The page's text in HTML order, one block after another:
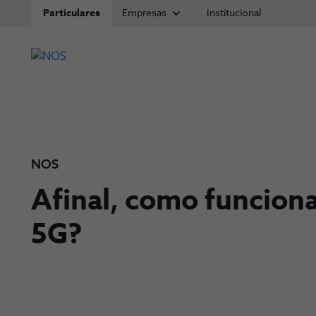
Particulares Empresas Institucional
NOS
Afinal, como
5G?